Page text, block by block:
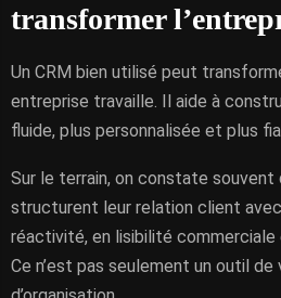
transformer
Un CRM bien utilisé peut
entreprise travaille. Il aide à
fluide, plus personnalisée et plus
Sur le terrain, on constate souvent
structurent leur relation client
réactivité, en lisibilité
Ce n’est pas seulement un outil de